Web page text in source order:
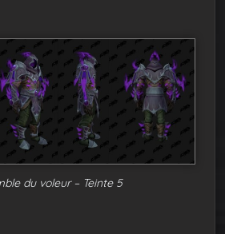
du voleur – Teinte 5